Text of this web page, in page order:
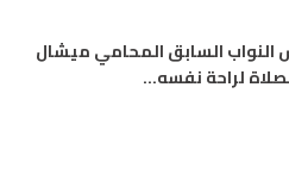
السابق المحامي ميشال
لراحة نفسه…